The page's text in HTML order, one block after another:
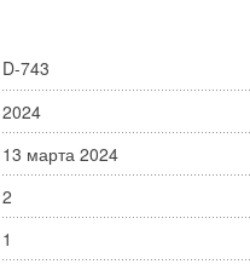
D-743
2024
13 марта 2024
2
1